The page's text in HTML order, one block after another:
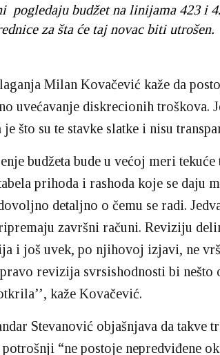
pogledaju budžet na linijama 423 i
za šta će taj novac biti utrošen.
Milan Kovačević kaže da
uvećavanje diskrecionih troškova.
što su te stavke slatke i nisu
budžeta bude u većoj meri
prihoda i rashoda koje se daju
detaljno o čemu se radi.
završni računi. Reviziju
i još uvek, po njihovoj izjavi, ne
revizija svrsishodnosti bi nešto
kaže Kovačević.
Stevanović objašnjava da takve
“ne postoje nepredviđene